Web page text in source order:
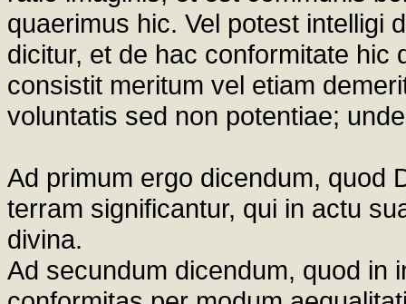
quaerimus hic. Vel potest intelligi
dicitur, et de hac conformitate hic
consistit meritum vel etiam
voluntatis sed non potentiae;
Ad primum ergo dicendum, quod
terram significantur, qui in actu
divina.
Ad secundum dicendum, quod in